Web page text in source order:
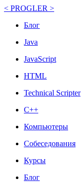
< PROGLER >
Блог
Java
JavaScript
HTML
Technical Scripter
C++
Компьютеры
Собеседования
Курсы
Блог